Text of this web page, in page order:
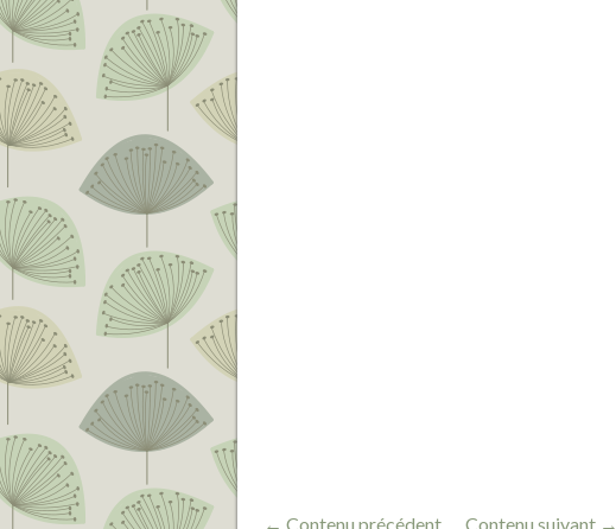
← Contenu précédent Contenu suivant →